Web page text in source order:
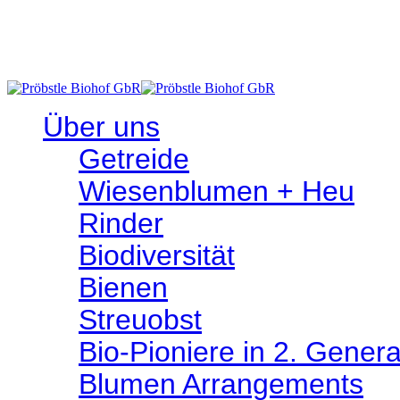
Über uns
Getreide
Wiesen­­blumen + Heu
Rinder
Bio­­diversität
Bienen
Streuobst
Bio-Pioniere in 2.
Blumen Arrangements